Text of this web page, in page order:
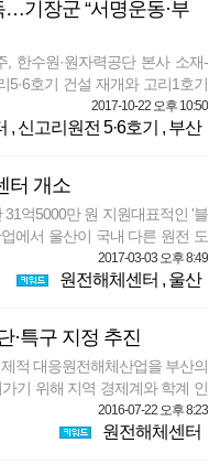
기장군 “서명운동·부
한수원·원자력공단 본사 소재-
5·6호기 건설 재개와 고리1호기
2017-10-22 오후 10:50
, 신고리원전 5·6호기 , 부산
터 개소
31억5000만 원 지원대표적인 '블
에서 울산이 국내 다른 원전 도
2017-03-03 오후 8:49
원전해체센터 , 울산
·특구 지정 추진
적 대응원전해체산업을 부산의
기 위해 지역 경제계와 학계 인
2016-07-22 오후 8:23
원전해체센터